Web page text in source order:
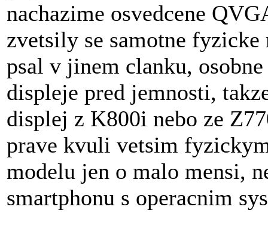
nachazime osvedcene
zvetsily se samotne
psal v jinem clanku,
displeje pred jemnosti,
displej z K800i nebo ze
prave kvuli vetsim
modelu jen o malo mensi,
smartphonu s operacnim